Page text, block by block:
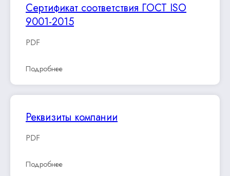
Сертификат соответствия ГОСТ ISO
9001-2015
PDF
Подробнее
Реквизиты компании
PDF
Подробнее